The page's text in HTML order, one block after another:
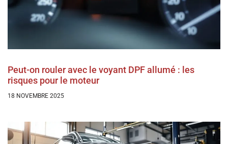
Peut-on rouler avec le voyant DPF allumé : les
risques pour le moteur
18 NOVEMBRE 2025